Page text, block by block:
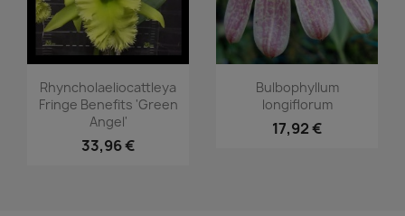
Aperçu rapide
Rhyncholaeliocattleya
Fringe Benefits 'Green
Angel'
33,96 €
Aperçu rapide
Bulbophyllum
longiflorum
17,92 €